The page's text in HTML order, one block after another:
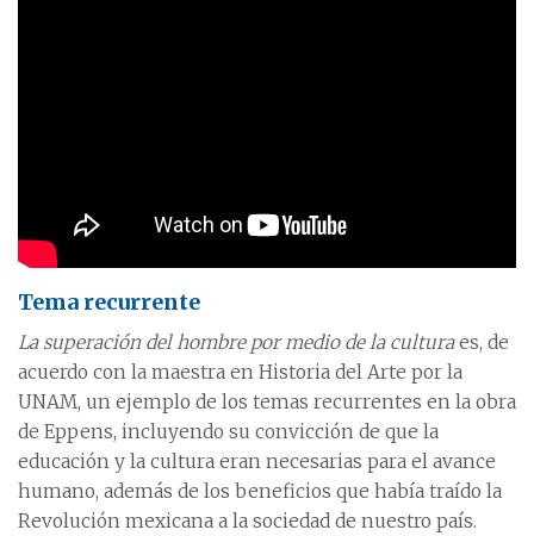
Tema recurrente
La superación del hombre por medio de la culturaes, de
acuerdo con la maestra en Historia del Arte por la
UNAM, un ejemplo de los temas recurrentes en la obra
de Eppens, incluyendo su convicción de que la
educación y la cultura eran necesarias para el avance
humano, además de los beneficios que había traído la
Revolución mexicana a la sociedad de nuestro país.